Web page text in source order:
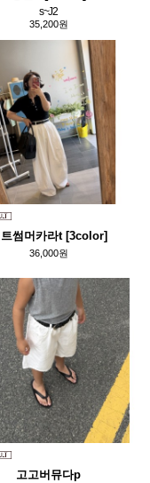
s~J2
35,200원
썸머카라t [3color]
36,000원
고고버뮤다p